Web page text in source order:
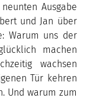
Ausgabe
und Jan über
Warum uns der
machen
wachsen
Tür kehren
Und warum zum